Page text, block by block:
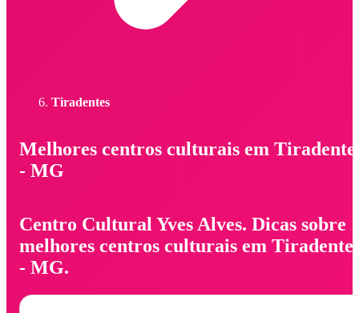
Tiradentes
Melhores centros culturais em
- MG
Centro Cultural Yves Alves. Dicas sobre
melhores centros culturais em
- MG.